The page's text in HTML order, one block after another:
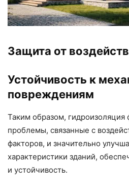
Защита от
Устойчивость к
повреждениям
Таким образом,
проблемы, связанные с
факторов, и значительно
характеристики зданий,
и устойчивость.